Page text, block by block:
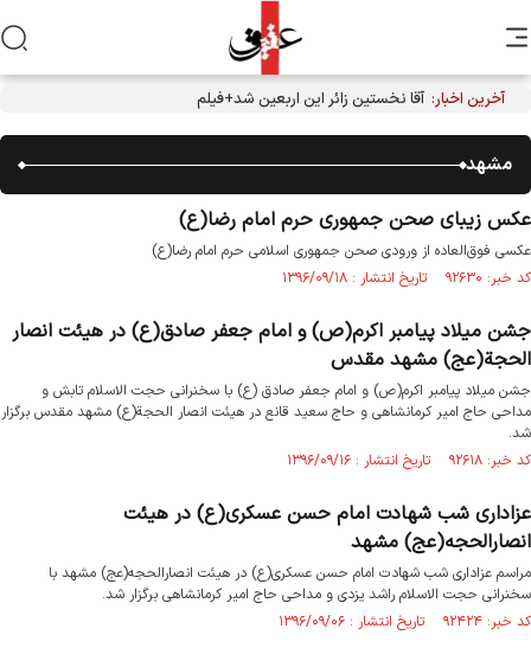
آخرین اخبار: آقا نخستین زائر این اربعین شد+فیلم
مشهد
عکس زیبای صحن جمهوری حرم امام رضا(ع)
عکسی فوق‌العاده از ورودی صحن جمهوری اسلامی حرم امام رضا(ع)
کد خبر: ۹۲۶۳۰ تاریخ انتشار : ۱۳۹۶/۰۹/۱۸
جشن میلاد پیامبر اکرم(ص) و امام جعفر صادق(ع) در هیئت انصار
الحجة(عج) مشهد مقدس
جشن میلاد پیامبر اکرم(ص) و امام جعفر صادق (ع) با سخنرانی حجت الاسلام تابش و
مداحی حاج امیر کرمانشاهی و حاج سعید قانع در هیئت انصار الحجة(ع) مشهد مقدس برگزار
شد.
کد خبر: ۹۲۶۱۸ تاریخ انتشار : ۱۳۹۶/۰۹/۱۶
عزاداری شب شهادت امام حسن عسکری(ع) در هیئت
انصارالحجه(عج) مشهد ‎
مراسم عزاداری شب شهادت امام حسن عسکری(ع) در هیئت انصارالحجه(عج) مشهد ‎با
سخنرانی حجت الاسلام راشد یزدی ‎و مداحى حاج امیر کرمانشاهى برگزار شد.
کد خبر: ۹۲۴۲۴ تاریخ انتشار : ۱۳۹۶/۰۹/۰۶